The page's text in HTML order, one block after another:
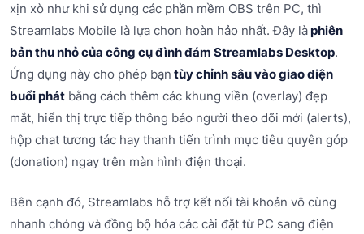
xịn xò như khi sử dụng các phần mềm OBS trên PC, thì
Streamlabs Mobile là lựa chọn hoàn hảo nhất. Đây là phiên
bản thu nhỏ của công cụ đình đám Streamlabs Desktop.
Ứng dụng này cho phép bạn tùy chỉnh sâu vào giao diện
buổi phát bằng cách thêm các khung viền (overlay) đẹp
mắt, hiển thị trực tiếp thông báo người theo dõi mới (alerts),
hộp chat tương tác hay thanh tiến trình mục tiêu quyên góp
(donation) ngay trên màn hình điện thoại.
Bên cạnh đó, Streamlabs hỗ trợ kết nối tài khoản vô cùng
nhanh chóng và đồng bộ hóa các cài đặt từ PC sang điện